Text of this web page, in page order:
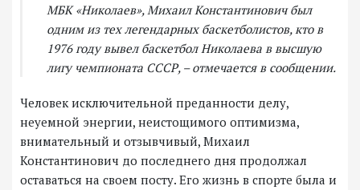
МБК «Николаев», Михаил Константинович был
одним из тех легендарных баскетболистов, кто в
1976 году вывел баскетбол Николаева в высшую
лигу чемпионата СССР, – отмечается в сообщении.
Человек исключительной преданности делу,
неуемной энергии, неистощимого оптимизма,
внимательный и отзывчивый, Михаил
Константинович до последнего дня продолжал
оставаться на своем посту. Его жизнь в спорте была и